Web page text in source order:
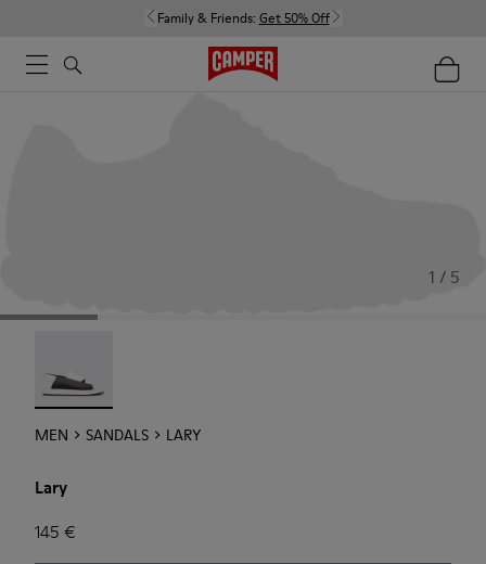
Family & Friends: Get 50% Off
1 / 5
MEN SANDALS LARY
Lary
145 €